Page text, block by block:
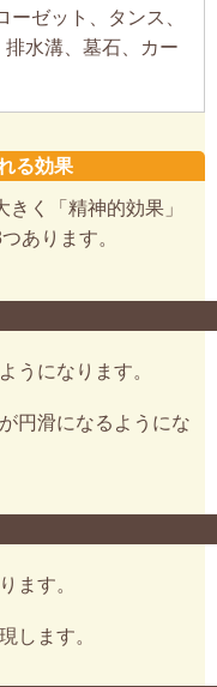
ゼット、タンス、
水溝、墓石、カー
る効果
く「精神的効果」
あります。
うになります。
円滑になるようにな
ます。
します。